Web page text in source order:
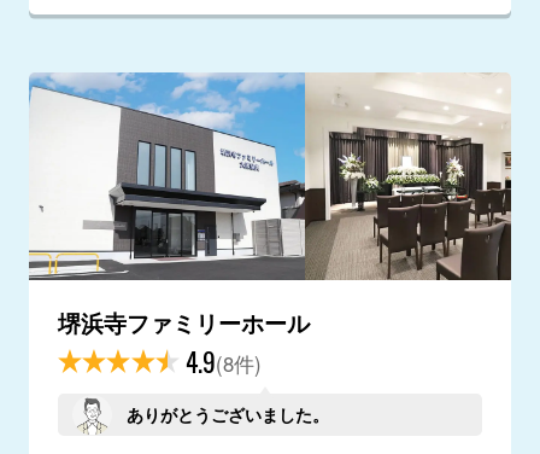
堺浜寺ファミリーホール
4.9(8件)
ありがとうございました。